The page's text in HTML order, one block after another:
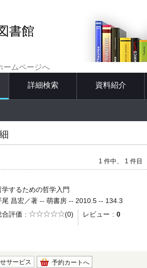
書館
ームページへ
詳細検索 資料紹介
1 件中、 1 件目
学するための哲学入門
尾 昌宏／著 -- 萌書房 -- 2010.5 -- 134.3
合評価
5段階評価
(0) レビュー 0
サービス 予約カートへ